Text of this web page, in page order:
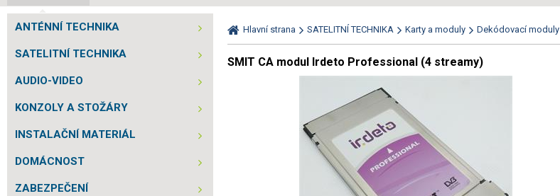
ANTÉNNÍ TECHNIKA
SATELITNÍ TECHNIKA
AUDIO-VIDEO
KONZOLY A STOŽÁRY
INSTALAČNÍ MATERIÁL
DOMÁCNOST
ZABEZPEČENÍ
Hlavní strana SATELITNÍ TECHNIKA Karty a moduly Dekódovací moduly
SMIT CA modul Irdeto Professional (4 streamy)